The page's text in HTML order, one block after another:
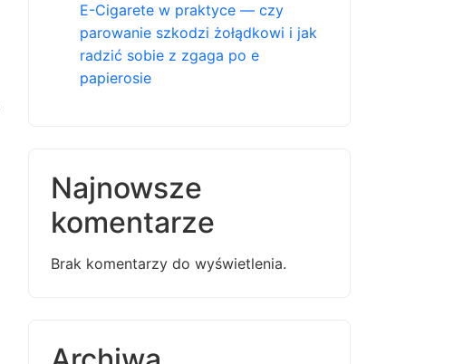
E-Cigarete w praktyce — czy
parowanie szkodzi żołądkowi i jak
radzić sobie z zgaga po e
papierosie
Najnowsze
komentarze
Brak komentarzy do wyświetlenia.